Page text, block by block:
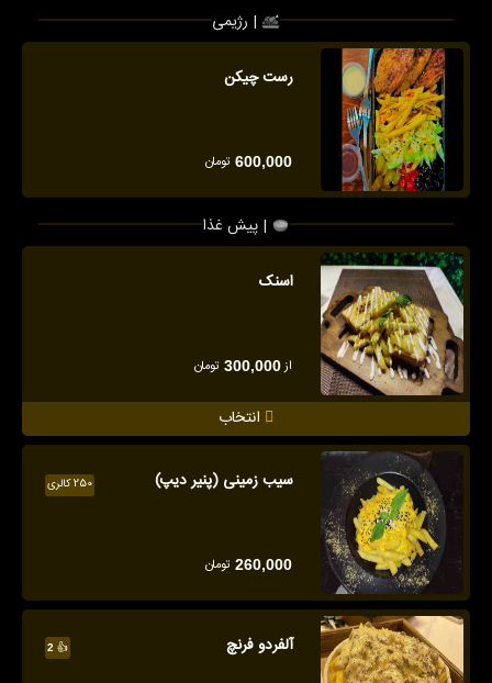
رژیمی |
رست چیکن
600,000 تومان
پیش غذا |
اسنک
از300,000 تومان
انتخاب
250 کالری سیب زمینی (پنیر دیپ)
260,000 تومان
👍
2 آلفردو فرنچ